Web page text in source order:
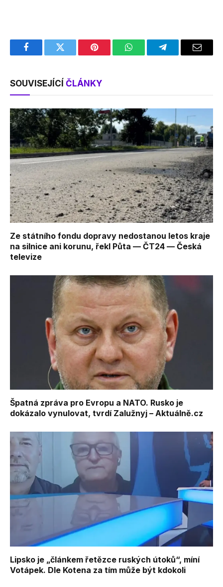
FacebookTwitter Pinterest WhatsAppTelegramEmail
SOUVISEJÍCÍ ČLÁNKY
Ze státního fondu dopravy nedostanou letos kraje
na silnice ani korunu, řekl Půta — ČT24 — Česká
televize
Špatná zpráva pro Evropu a NATO. Rusko je
dokázalo vynulovat, tvrdí Zalužnyj – Aktuálně.cz
Lipsko je „článkem řetězce ruských útoků“, míní
Votápek. Dle Kotena za tím může být kdokoli